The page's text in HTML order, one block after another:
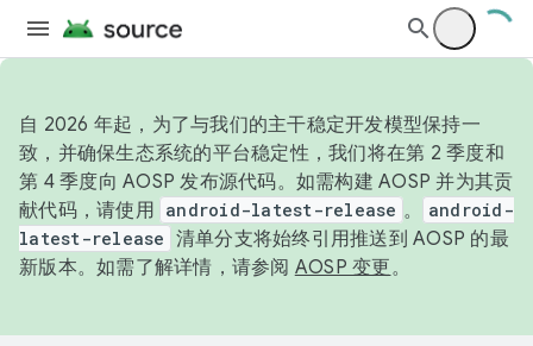
自 2026 年起，为了与我们的主干稳定开发模型保持一
致，并确保生态系统的平台稳定性，我们将在第 2 季度和
第 4 季度向 AOSP 发布源代码。如需构建 AOSP 并为其贡
献代码，请使用 android-latest-release 。
android-
latest-release 清单分支将始终引用推送到 AOSP 的最
新版本。如需了解详情，请参阅 AOSP 变更。